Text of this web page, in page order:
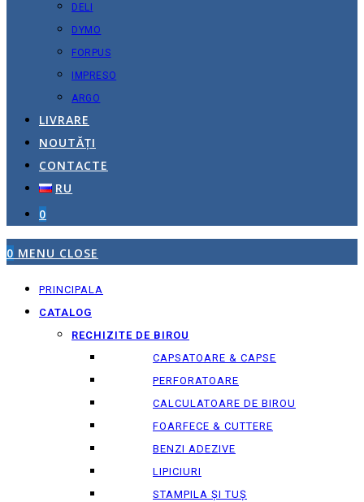
DELI
DYMO
FORPUS
IMPRESO
ARGO
LIVRARE
NOUTĂȚI
CONTACTE
RU
0
0 MENU CLOSE
PRINCIPALA
CATALOG
RECHIZITE DE BIROU
CAPSATOARE & CAPSE
PERFORATOARE
CALCULATOARE DE BIROU
FOARFECE & CUTTERE
BENZI ADEZIVE
LIPICIURI
STAMPILA ȘI TUȘ